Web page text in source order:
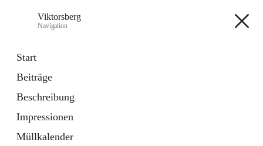
Viktorsberg
Navigation
Start
Beiträge
Beschreibung
Impressionen
Müllkalender
1 Schnellzugriff
Bürgerservice
10 Schnellzugriffe